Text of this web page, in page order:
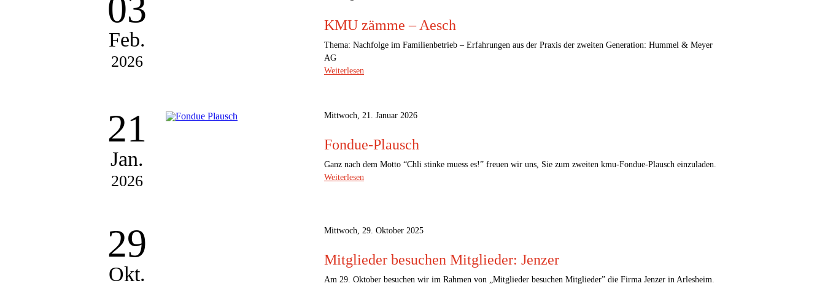
03
Feb.
2026
KMU zämme – Aesch
Thema: Nachfolge im Familienbetrieb – Erfahrungen aus der Praxis der zweiten Generation: Hummel & Meyer
AG
Weiterlesen
21
Jan.
2026
Mittwoch, 21. Januar 2026
Fondue-Plausch
Ganz nach dem Motto “Chli stinke muess es!” freuen wir uns, Sie zum zweiten kmu-Fondue-Plausch einzuladen.
Weiterlesen
29
Okt.
Mittwoch, 29. Oktober 2025
Mitglieder besuchen Mitglieder: Jenzer
Am 29. Oktober besuchen wir im Rahmen von „Mitglieder besuchen Mitglieder” die Firma Jenzer in Arlesheim.